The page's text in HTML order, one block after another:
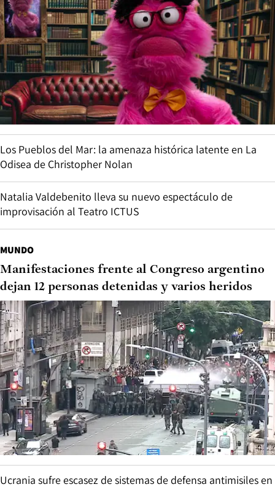
Los Pueblos del Mar: la amenaza histórica latente en La
Odisea de Christopher Nolan
Natalia Valdebenito lleva su nuevo espectáculo de
improvisación al Teatro ICTUS
MUNDO
Manifestaciones frente al Congreso argentino
dejan 12 personas detenidas y varios heridos
Ucrania sufre escasez de sistemas de defensa antimisiles en